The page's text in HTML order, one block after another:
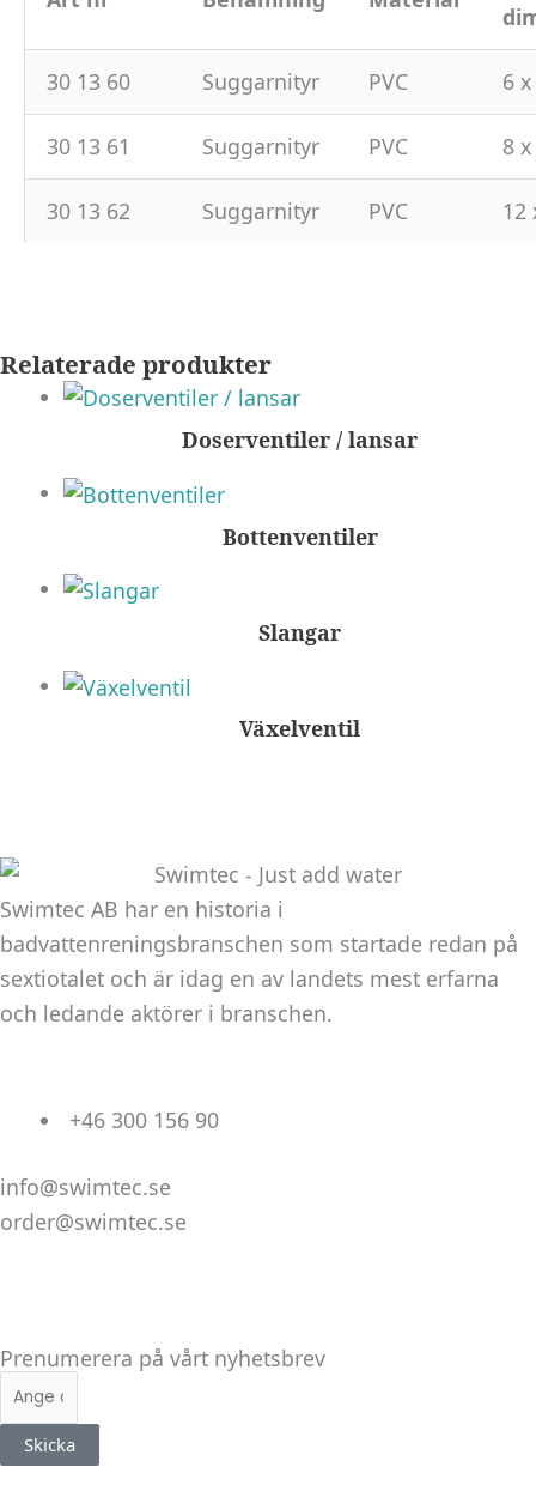
30 13 60 Suggarnityr PVC 6
30 13 61 Suggarnityr PVC 8
30 13 62 Suggarnityr PVC 12
Relaterade produkter
Doserventiler / lansar
Bottenventiler
Slangar
Växelventil
Swimtec AB har en historia i
badvattenreningsbranschen som startade redan på
sextiotalet och är idag en av landets mest erfarna
och ledande aktörer i branschen.
+46 300 156 90
info@swimtec.se
order@swimtec.se
Prenumerera på vårt nyhetsbrev
E-
post
Skicka